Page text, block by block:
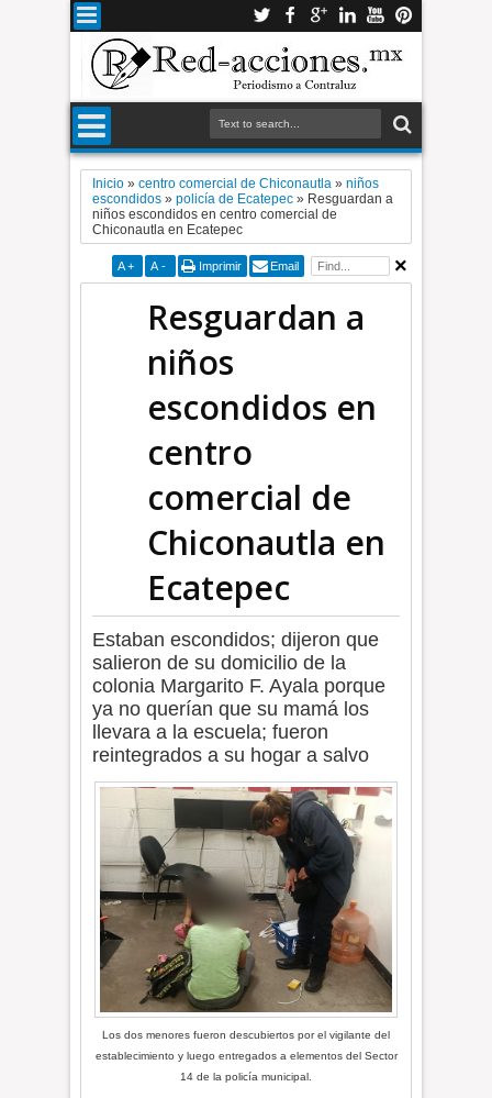
Inicio »centro comercial de Chiconautla »niños
escondidos »policía de Ecatepec » Resguardan a
niños escondidos en centro comercial de
Chiconautla en Ecatepec
A + A - Imprimir Email
Resguardan a
niños
escondidos en
centro
comercial de
Chiconautla en
Ecatepec
Estaban escondidos; dijeron que
salieron de su domicilio de la
colonia Margarito F. Ayala porque
ya no querían que su mamá los
llevara a la escuela; fueron
reintegrados a su hogar a salvo
Los dos menores fueron descubiertos por el vigilante del
establecimiento y luego entregados a elementos del Sector
14 de la policía municipal.